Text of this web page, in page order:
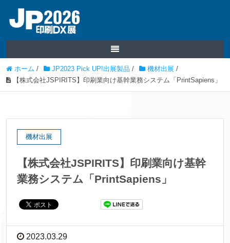
ホーム / JP2023 Pick UP!出展製品 / 機材出展 /
【株式会社JSPIRITS】印刷業向け基幹業務システム「PrintSapiens」
機材出展
【株式会社JSPIRITS】印刷業向け基幹
業務システム「PrintSapiens」
2023.03.29